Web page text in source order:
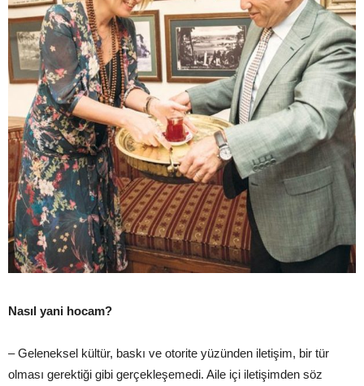
Nasıl yani hocam?
– Geleneksel kültür, baskı ve otorite yüzünden iletişim, bir tür
olması gerektiği gibi gerçekleşemedi. Aile içi iletişimden söz